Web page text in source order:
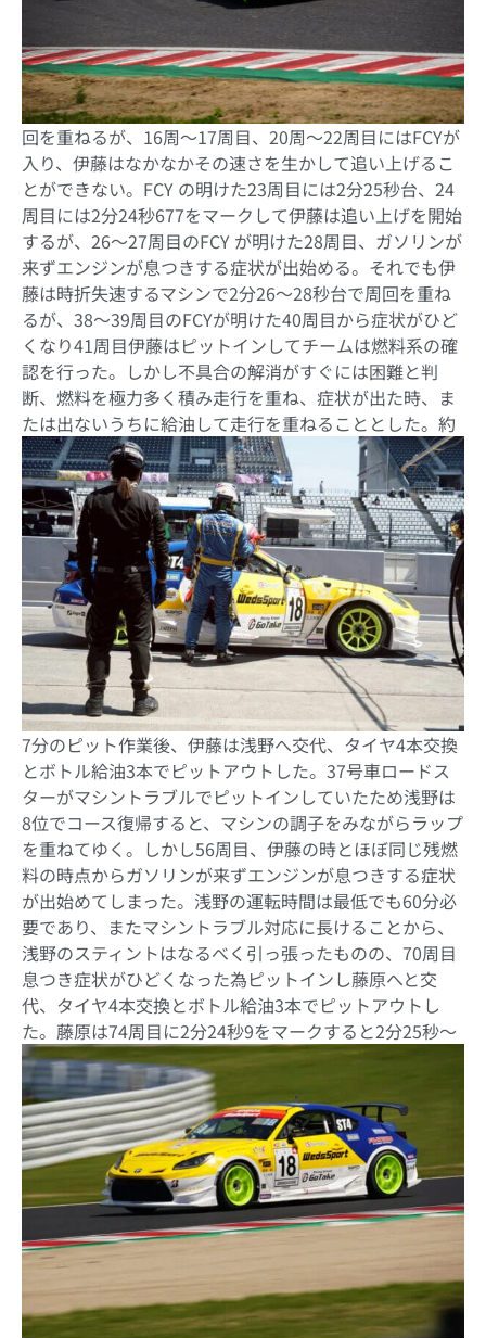
回を重ねるが、 16周～17周目、 20周～22周目にはFCYが
入り、伊藤はなかなかその速さを生かして追い上げるこ
とができない。 FCY の明けた23周目には2分25秒台、 24
周目には2分24秒677をマークして伊藤は追い上げを開始
するが、 26～27周目のFCY が明けた28周目、ガソリンが
来ずエンジンが息つきする症状が出始める。それでも伊
藤は時折失速するマシンで2分26～28秒台で周回を重ね
るが、 38～39周目のFCYが明けた40周目から症状がひど
くなり41周目伊藤はピットインしてチームは燃料系の確
認を行った。しかし不具合の解消がすぐには困難と判
断、燃料を極力多く積み走行を重ね、症状が出た時、ま
たは出ないうちに給油して走行を重ねることとした。 約
7分のピット作業後、伊藤は浅野へ交代、タイヤ4本交換
とボトル給油3本でピットアウトした。 37号車ロードス
ターがマシントラブルでピットインしていたため浅野は
8位でコース復帰すると、マシンの調子をみながらラップ
を重ねてゆく。しかし56周目、伊藤の時とほぼ同じ残燃
料の時点からガソリンが来ずエンジンが息つきする症状
が出始めてしまった。浅野の運転時間は最低でも60分必
要であり、またマシントラブル対応に長けることから、
浅野のスティントはなるべく引っ張ったものの、 70周目
息つき症状がひどくなった為ピットインし藤原へと交
代、タイヤ4本交換とボトル給油3本でピットアウトし
た。 藤原は74周目に2分24秒9をマークすると2分25秒～